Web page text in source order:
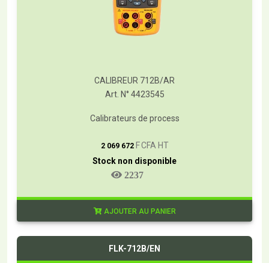
CALIBREUR 712B/AR
Art. N° 4423545
Calibrateurs de process
2 069 672 F CFA HT
Stock non disponible
2237
AJOUTER AU PANIER
FLK-712B/EN